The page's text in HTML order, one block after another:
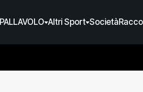
PALLAVOLO Altri Sport Società